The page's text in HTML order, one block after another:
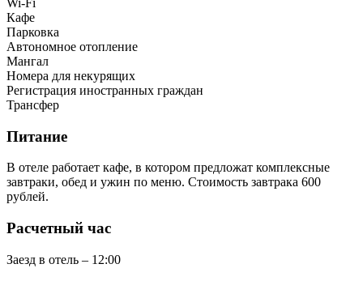
Кафе
Парковка
Автономное отопление
Мангал
Номера для некурящих
Регистрация иностранных граждан
Трансфер
Питание
В отеле работает кафе, в котором предложат комплексные
завтраки, обед и ужин по меню. Стоимость завтрака 600
рублей.
Расчетный час
Заезд в отель – 12:00